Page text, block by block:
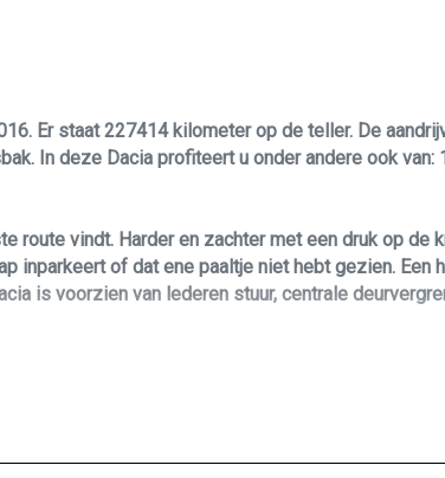
Er staat 227414 kilometer op de teller. De
In deze Dacia profiteert u onder andere ook
vindt. Harder en zachter met een druk op de
inparkeert of dat ene paaltje niet hebt gezien.
is voorzien van lederen stuur, centrale
afspraak!